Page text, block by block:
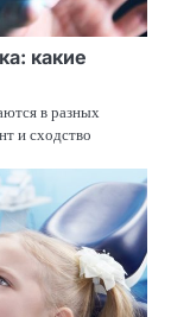
какие
в разных
и сходство